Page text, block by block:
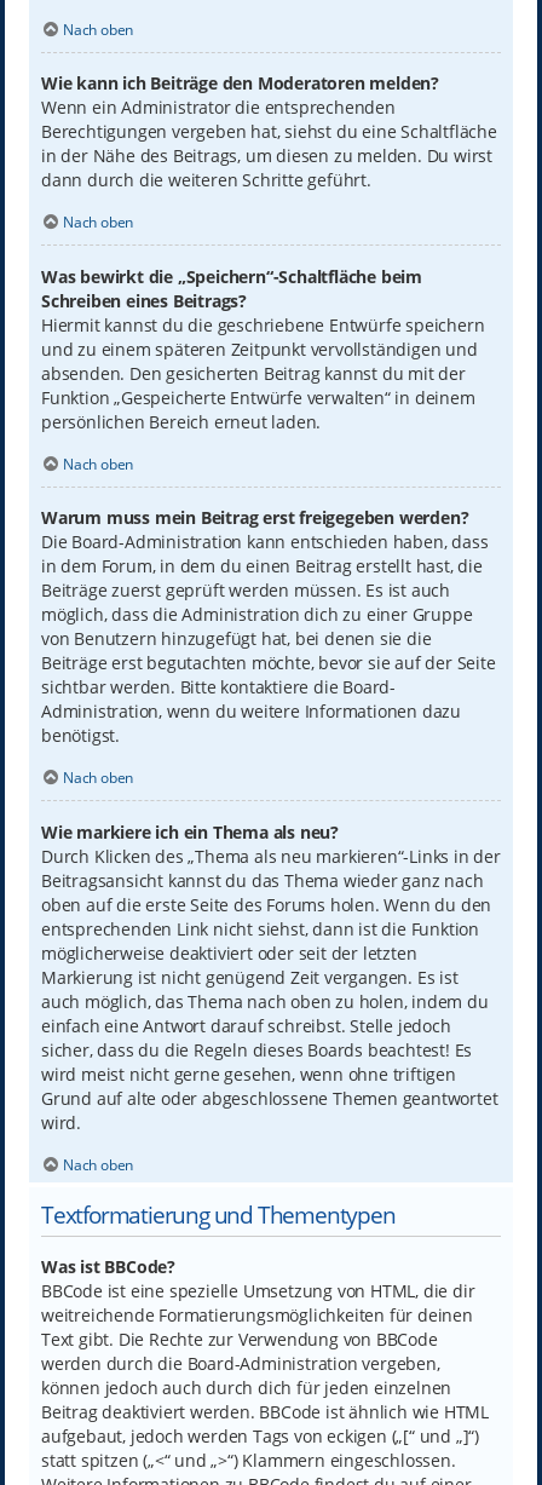
Nach oben
Wie kann ich Beiträge den Moderatoren melden?
Wenn ein Administrator die entsprechenden
Berechtigungen vergeben hat, siehst du eine Schaltfläche
in der Nähe des Beitrags, um diesen zu melden. Du wirst
dann durch die weiteren Schritte geführt.
Nach oben
Was bewirkt die „Speichern“-Schaltfläche beim
Schreiben eines Beitrags?
Hiermit kannst du die geschriebene Entwürfe speichern
und zu einem späteren Zeitpunkt vervollständigen und
absenden. Den gesicherten Beitrag kannst du mit der
Funktion „Gespeicherte Entwürfe verwalten“ in deinem
persönlichen Bereich erneut laden.
Nach oben
Warum muss mein Beitrag erst freigegeben werden?
Die Board-Administration kann entschieden haben, dass
in dem Forum, in dem du einen Beitrag erstellt hast, die
Beiträge zuerst geprüft werden müssen. Es ist auch
möglich, dass die Administration dich zu einer Gruppe
von Benutzern hinzugefügt hat, bei denen sie die
Beiträge erst begutachten möchte, bevor sie auf der Seite
sichtbar werden. Bitte kontaktiere die Board-
Administration, wenn du weitere Informationen dazu
benötigst.
Nach oben
Wie markiere ich ein Thema als neu?
Durch Klicken des „Thema als neu markieren“-Links in der
Beitragsansicht kannst du das Thema wieder ganz nach
oben auf die erste Seite des Forums holen. Wenn du den
entsprechenden Link nicht siehst, dann ist die Funktion
möglicherweise deaktiviert oder seit der letzten
Markierung ist nicht genügend Zeit vergangen. Es ist
auch möglich, das Thema nach oben zu holen, indem du
einfach eine Antwort darauf schreibst. Stelle jedoch
sicher, dass du die Regeln dieses Boards beachtest! Es
wird meist nicht gerne gesehen, wenn ohne triftigen
Grund auf alte oder abgeschlossene Themen geantwortet
wird.
Nach oben
Textformatierung und Thementypen
Was ist BBCode?
BBCode ist eine spezielle Umsetzung von HTML, die dir
weitreichende Formatierungsmöglichkeiten für deinen
Text gibt. Die Rechte zur Verwendung von BBCode
werden durch die Board-Administration vergeben,
können jedoch auch durch dich für jeden einzelnen
Beitrag deaktiviert werden. BBCode ist ähnlich wie HTML
aufgebaut, jedoch werden Tags von eckigen („[“ und „]“)
statt spitzen („<“ und „>“) Klammern eingeschlossen.